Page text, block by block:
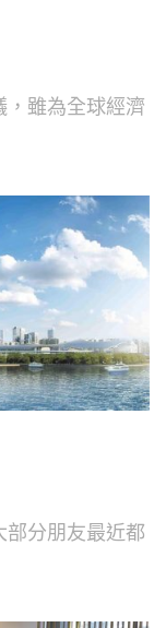
，雖為全球經濟
部分朋友最近都